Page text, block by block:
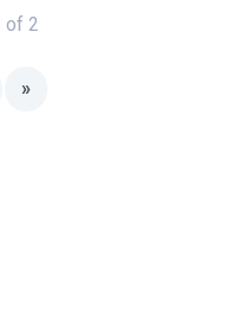
of 2
»